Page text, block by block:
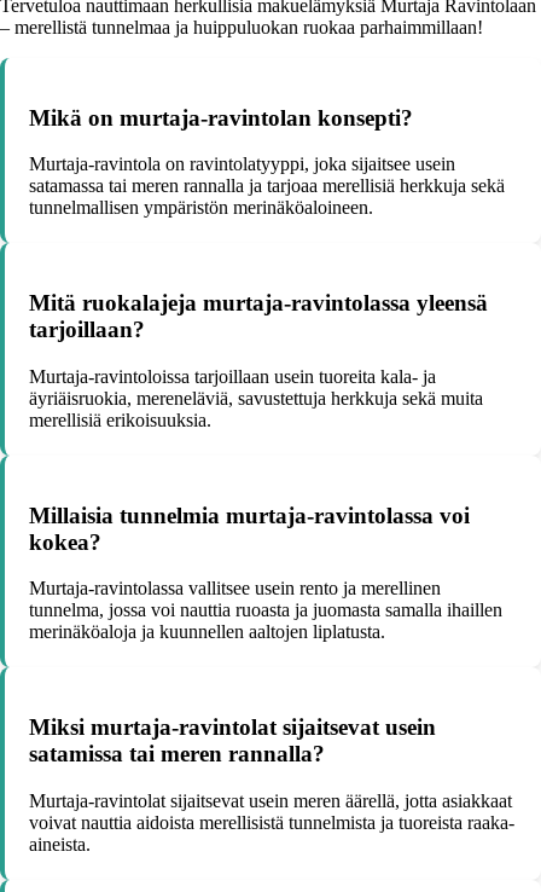
Tervetuloa nauttimaan herkullisia makuelämyksiä Murtaja Ravintolaan
– merellistä tunnelmaa ja huippuluokan ruokaa parhaimmillaan!
Mikä on murtaja-ravintolan konsepti?
Murtaja-ravintola on ravintolatyyppi, joka sijaitsee usein
satamassa tai meren rannalla ja tarjoaa merellisiä herkkuja sekä
tunnelmallisen ympäristön merinäköaloineen.
Mitä ruokalajeja murtaja-ravintolassa yleensä
tarjoillaan?
Murtaja-ravintoloissa tarjoillaan usein tuoreita kala- ja
äyriäisruokia, mereneläviä, savustettuja herkkuja sekä muita
merellisiä erikoisuuksia.
Millaisia tunnelmia murtaja-ravintolassa voi
kokea?
Murtaja-ravintolassa vallitsee usein rento ja merellinen
tunnelma, jossa voi nauttia ruoasta ja juomasta samalla ihaillen
merinäköaloja ja kuunnellen aaltojen liplatusta.
Miksi murtaja-ravintolat sijaitsevat usein
satamissa tai meren rannalla?
Murtaja-ravintolat sijaitsevat usein meren äärellä, jotta asiakkaat
voivat nauttia aidoista merellisistä tunnelmista ja tuoreista raaka-
aineista.